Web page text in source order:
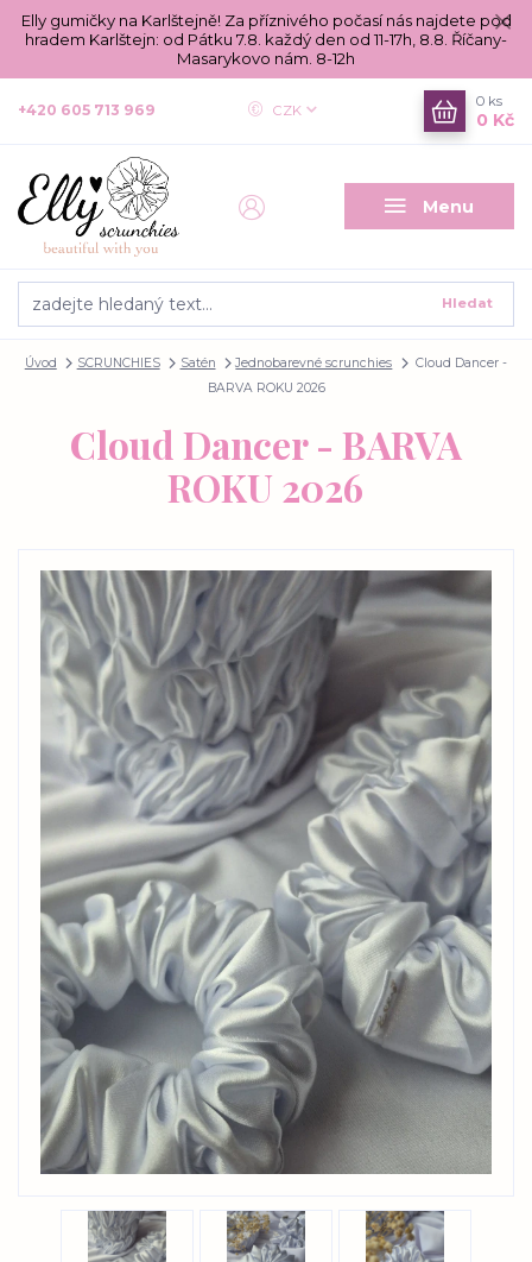
Elly gumičky na Karlštejně! Za příznivého počasí nás najdete pod
hradem Karlštejn: od Pátku 7.8. každý den od 11-17h, 8.8. Říčany-
Masarykovo nám. 8-12h
Menu
CZK
Hledat
+420 605 713 969
0 ks
0 Kč
Úvod SCRUNCHIES Satén Jednobarevné scrunchies
Cloud Dancer -
BARVA ROKU 2026
Cloud Dancer - BARVA
ROKU 2026